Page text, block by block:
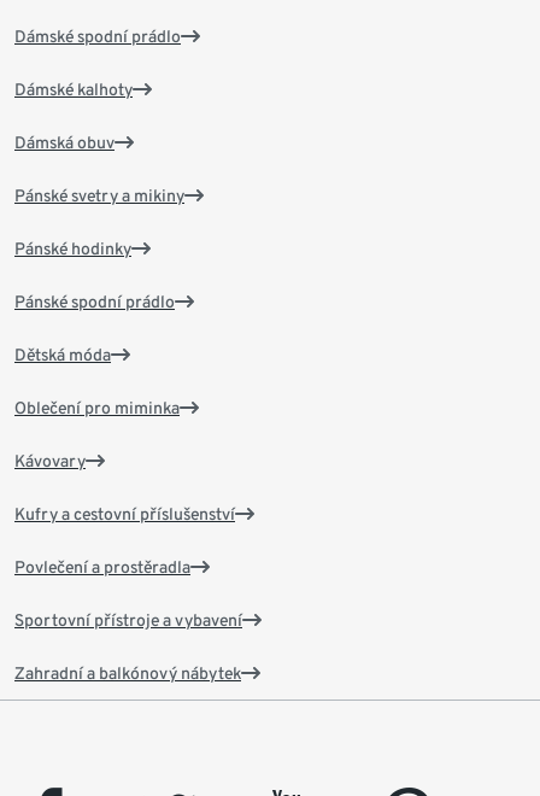
Dámské spodní prádlo
Dámské kalhoty
Dámská obuv
Pánské svetry a mikiny
Pánské hodinky
Pánské spodní prádlo
Dětská móda
Oblečení pro miminka
Kávovary
Kufry a cestovní příslušenství
Povlečení a prostěradla
Sportovní přístroje a vybavení
Zahradní a balkónový nábytek